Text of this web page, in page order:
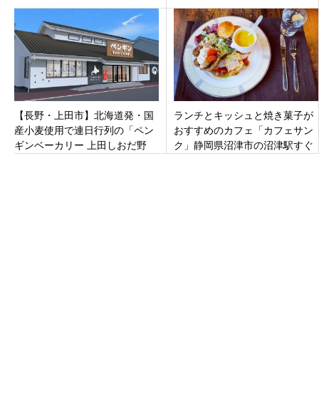
【長野・上田市】北海道発・国
産小麦使用で連日行列の「ペン
ギンベーカリー 上田しおだ野
ランチとキッシュと焼き菓子が
おすすめのカフェ「カフェサン
ク」静岡県沼津市の沼津駅すぐ